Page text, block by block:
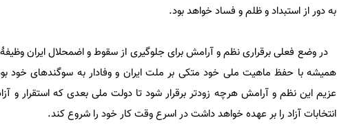
به دور از استبداد و ظلم و فساد خواهد بود.
در وضع فعلی برقراری نظم و آرامش برای جلوگیری از سقوط و اضمحلال ایران
همیشه با حفظ ماهیت ملی خود متکی بر ملت ایران و وفادار به سوگندهای خود
عزیم این نظم و آرامش هرچه زودتر برقرار شود تا دولت ملی بعدی که استقرار و
انتخابات آزاد را بر عهده خواهد داشت در اسرع وقت کار خود را شروع کند.